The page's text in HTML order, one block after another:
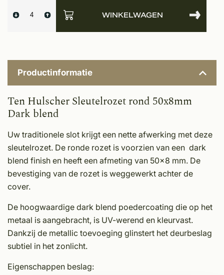
WINKELWAGEN
Productinformatie
Ten Hulscher Sleutelrozet rond 50x8mm
Dark blend
Uw traditionele slot krijgt een nette afwerking met deze
sleutelrozet. De ronde rozet is voorzien van een dark
blend finish en heeft een afmeting van 50x8 mm. De
bevestiging van de rozet is weggewerkt achter de
cover.
De hoogwaardige dark blend poedercoating die op het
metaal is aangebracht, is UV-werend en kleurvast.
Dankzij de metallic toevoeging glinstert het deurbeslag
subtiel in het zonlicht.
Eigenschappen beslag: